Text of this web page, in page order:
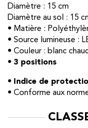
Diamètre : 15 cm
Diamètre au sol : 15
• Matière :
• Source lumineuse :
• Couleur : blanc
• 3 positions
•
Indice de
• Conforme aux